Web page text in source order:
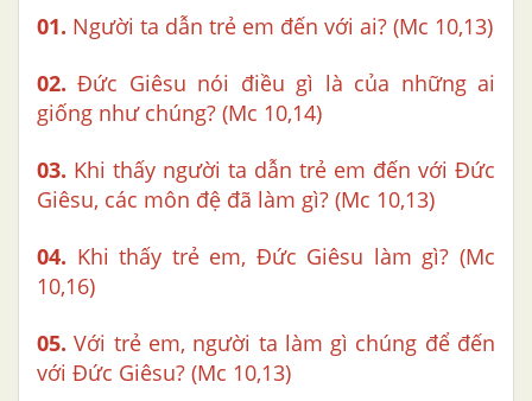
01. Người ta dẫn trẻ em đến với ai? (Mc 10,13)
02. Đức Giêsu nói điều gì là của những ai
giống như chúng? (Mc 10,14)
03. Khi thấy người ta dẫn trẻ em đến với Đức
Giêsu, các môn đệ đã làm gì? (Mc 10,13)
04. Khi thấy trẻ em, Đức Giêsu làm gì? (Mc
10,16)
05. Với trẻ em, người ta làm gì chúng để đến
với Đức Giêsu? (Mc 10,13)